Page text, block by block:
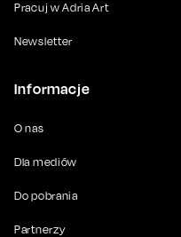
Pracuj w Adria Art
Newsletter
Informacje
O nas
Dla mediów
Do pobrania
Partnerzy